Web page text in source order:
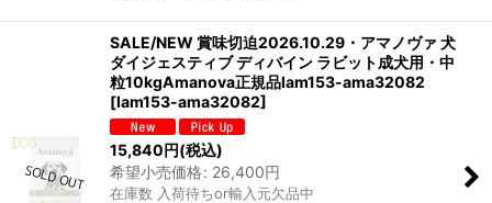
SALE/NEW 賞味切迫2026.10.29・アマノヴァ 犬
ダイジェスティブ ディバイン ラビット成犬用・中
粒10kgAmanova正規品lam153-ama32082
[lam153-ama32082]
15,840円(税込)
希望小売価格: 26,400円
在庫数 入荷待ちor輸入元欠品中